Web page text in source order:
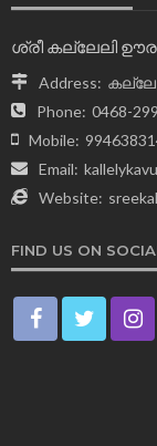
ശ്രീ കല്ലേലി
Address:
Phone: 0468-
Mobile:
Email:
Website:
FIND US ON